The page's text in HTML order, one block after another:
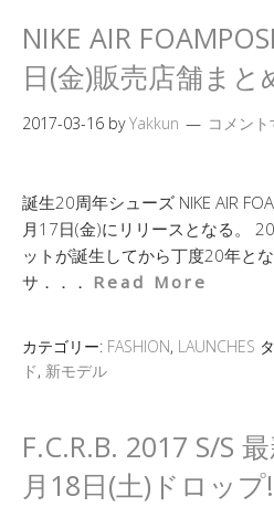
NIKE AIR
日(金)販売店舗まと
2017-03-16 byYakkun コメント
誕生20周年シューズ NIKE AIR
月17日(金)にリリースとなる。
ットが誕生してから丁度20年と
サ．．． Read More
カテゴリー: FASHION, LAUNCHES
ド, 新モデル
F.C.R.B. 2017 S/S
月18日(土)ドロッ